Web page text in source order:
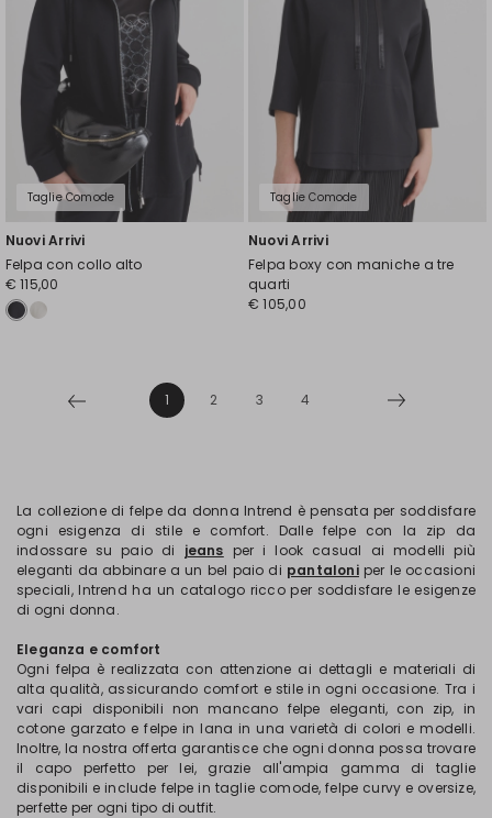
Taglie Comode
Nuovi Arrivi
Felpa con collo alto
€ 115,00
Taglie Comode
Nuovi Arrivi
Felpa boxy con maniche a tre
quarti
€ 105,00
1 2 3 4
La collezione di felpe da donna Intrend è pensata per soddisfare
ogni esigenza di stile e comfort. Dalle felpe con la zip da
indossare su paio di jeans per i look casual ai modelli più
eleganti da abbinare a un bel paio di pantaloniper le occasioni
speciali, Intrend ha un catalogo ricco per soddisfare le esigenze
di ogni donna.
Eleganza e comfort
Ogni felpa è realizzata con attenzione ai dettagli e materiali di
alta qualità, assicurando comfort e stile in ogni occasione. Tra i
vari capi disponibili non mancano felpe eleganti, con zip, in
cotone garzato e felpe in lana in una varietà di colori e modelli.
Inoltre, la nostra offerta garantisce che ogni donna possa trovare
il capo perfetto per lei, grazie all'ampia gamma di taglie
disponibili e include felpe in taglie comode, felpe curvy e oversize,
perfette per ogni tipo di outfit.